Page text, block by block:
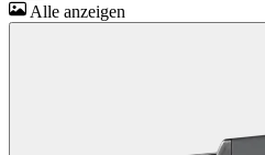
Alle anzeigen